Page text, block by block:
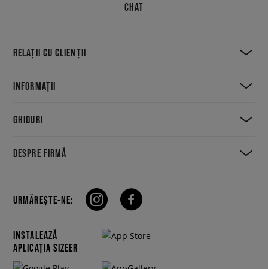
CHAT
RELAȚII CU CLIENȚII
INFORMAȚII
GHIDURI
DESPRE FIRMĂ
URMĂREȘTE-NE:
INSTALEAZĂ
APLICAȚIA SIZEER